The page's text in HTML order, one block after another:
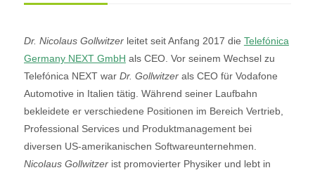
Dr. Nicolaus Gollwitzerleitet seit Anfang 2017 die Telefónica
Germany NEXT GmbH als CEO. Vor seinem Wechsel zu
Telefónica NEXT war Dr. Gollwitzerals CEO für Vodafone
Automotive in Italien tätig. Während seiner Laufbahn
bekleidete er verschiedene Positionen im Bereich Vertrieb,
Professional Services und Produktmanagement bei
diversen US-amerikanischen Softwareunternehmen.
Nicolaus Gollwitzerist promovierter Physiker und lebt in